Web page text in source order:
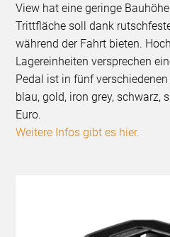
View hat eine geringe
Trittfläche soll dank
während der Fahrt bieten.
Lagereinheiten versprechen
Pedal ist in fünf
blau, gold, iron grey, schwarz,
Euro.
Weitere Infos gibt es hier.